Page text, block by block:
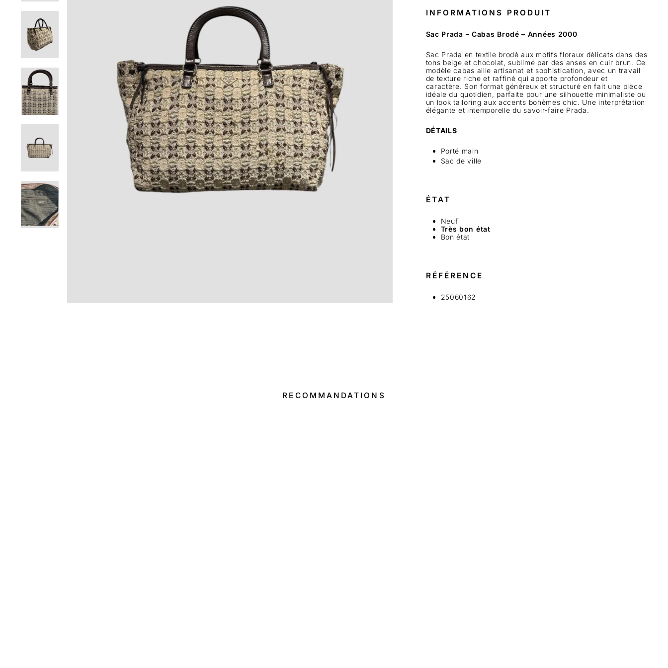
INFORMATIONS PRODUIT
Sac Prada – Cabas Brodé – Années 2000
Sac Prada en textile brodé aux motifs floraux délicats dans des
tons beige et chocolat, sublimé par des anses en cuir brun. Ce
modèle cabas allie artisanat et sophistication, avec un travail
de texture riche et raffiné qui apporte profondeur et
caractère. Son format généreux et structuré en fait une pièce
idéale du quotidien, parfaite pour une silhouette minimaliste ou
un look tailoring aux accents bohèmes chic. Une interprétation
élégante et intemporelle du savoir-faire Prada.
DÉTAILS
Porté main
Sac de ville
ÉTAT
Neuf
Très bon état
Bon état
RÉFÉRENCE
25060162
RECOMMANDATIONS